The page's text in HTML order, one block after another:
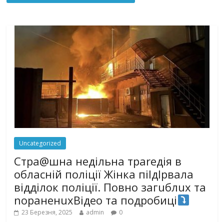
Uncategorized
Стра@шна недільна траrедія в
обласній поліції Жінка піlдlрвала
відділок поліції. Повно загuблuх та
nораненuхВідео та подробиці
23 Березня, 2025 admin 0